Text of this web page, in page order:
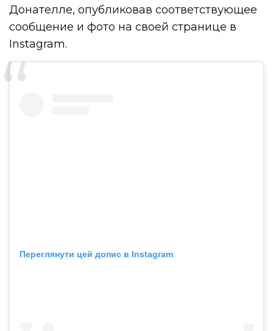
Донателле, опубликовав соответствующее
сообщение и фото на своей странице в
Instagram.
Переглянути цей допис в Instagram